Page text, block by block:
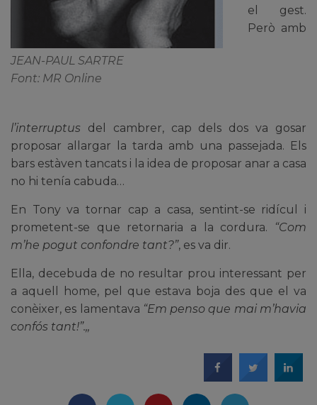
JEAN-PAUL SARTRE
Font: MR Online
el gest.
Però amb
l’interruptus del cambrer, cap dels dos va gosar
proposar allargar la tarda amb una passejada. Els
bars estàven tancats i la idea de proposar anar a casa
no hi tenía cabuda…
En Tony va tornar cap a casa, sentint-se ridícul i
prometent-se que retornaria a la cordura.
“Com
m’he pogut confondre tant?”, es va dir.
Ella, decebuda de no resultar prou interessant per
a aquell home, pel que estava boja des que el va
conèixer, es lamentava “Em penso que mai m’havia
confós tant!”.,,